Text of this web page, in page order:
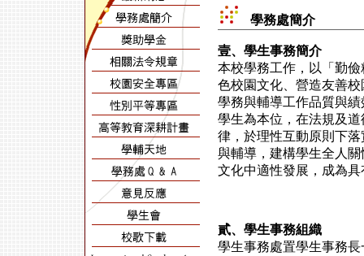
學務處簡介
壹、學生事務簡介
本校學務工作，以「勤
色校園文化、營造友善
學務與輔導工作品質與
學生為本位，在法規及
律，於理性互動原則下
與輔導，建構學生全人
文化中適性發展，成為
貳、學生事務組織
學生事務處置學生事務